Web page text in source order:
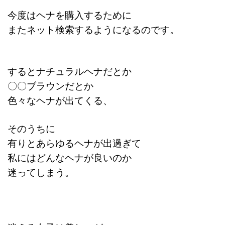
今度はヘナを購入するために
またネット検索するようになるのです。
するとナチュラルヘナだとか
〇〇ブラウンだとか
色々なヘナが出てくる、
そのうちに
有りとあらゆるヘナが出過ぎて
私にはどんなヘナが良いのか
迷ってしまう。